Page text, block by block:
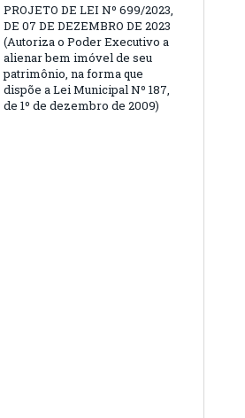
PROJETO DE LEI Nº 699/2023,
DE 07 DE DEZEMBRO DE 2023
(Autoriza o Poder Executivo a
alienar bem imóvel de seu
patrimônio, na forma que
dispõe a Lei Municipal Nº 187,
de 1º de dezembro de 2009)